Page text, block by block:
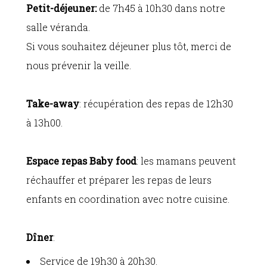
Petit-déjeuner:de 7h45 à 10h30 dans notre
salle véranda.
Si vous souhaitez déjeuner plus tôt, merci de
nous prévenir la veille.
Take-away: récupération des repas de 12h30
à 13h00.
Espace repas Baby food: les mamans peuvent
réchauffer et préparer les repas de leurs
enfants en coordination avec notre cuisine.
Dîner:
Service de 19h30 à 20h30.